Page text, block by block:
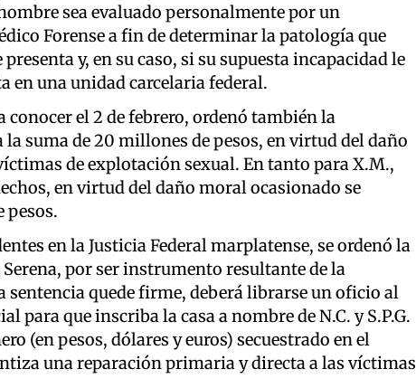
sea evaluado personalmente por un
Forense a fin de determinar la patología que
y, en su caso, si su supuesta incapacidad le
una unidad carcelaria federal.
el 2 de febrero, ordenó también la
la suma de 20 millones de pesos, en virtud del daño
de explotación sexual. En tanto para X.M.,
en virtud del daño moral ocasionado se
pesos.
en la Justicia Federal marplatense, se ordenó la
por ser instrumento resultante de la
sentencia quede firme, deberá librarse un oficio al
para que inscriba la casa a nombre de N.C. y S.P.G.
(en pesos, dólares y euros) secuestrado en el
una reparación primaria y directa a las víctimas